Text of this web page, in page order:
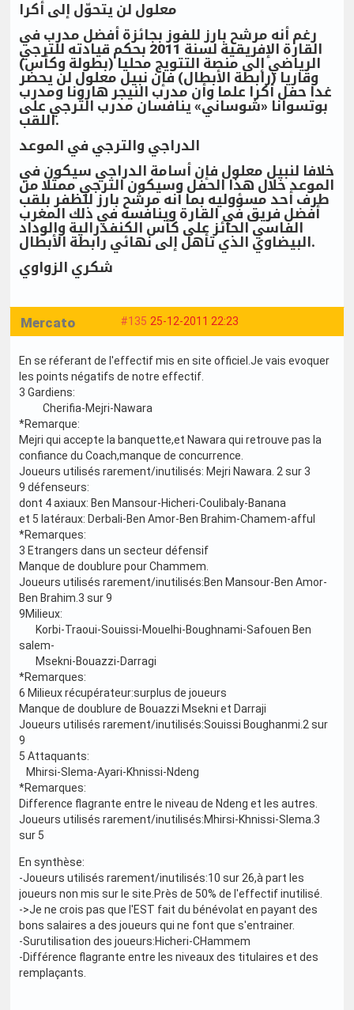
معلول لن يتحوّل إلى أكرا
رغم أنه مرشح بارز للفوز بجائزة أفضل مدرب في
القارة الإفريقية لسنة 2011 بحكم قيادته للترجي
الرياضي إلى منصة التتويج محليا (بطولة وكأس)
وقاريا (رابطة الأبطال) فإن نبيل معلول لن يحضر
غدا حفل أكرا علما وأن مدرب النيجر هارونا ومدرب
بوتسوانا «شوساني» ينافسان مدرب الترجي على
اللقب.
الدراجي والترجي في الموعد
خلافا لنبيل معلول فإن أسامة الدراجي سيكون في
الموعد خلال هذا الحفل وسيكون الترجي ممثلا من
طرف أحد مسؤوليه بما أنه مرشح بارز للظفر بلقب
أفضل فريق في القارة وينافسه في ذلك المغرب
الفاسي الحائز على كأس الكنفدرالية والوداد
البيضاوي الذي تأهل إلى نهائي رابطة الأبطال.
#135 25-12-2011 22:23
Mercato
En se réferant de l'effectif mis en site officiel.Je vais evoquer
les points négatifs de notre effectif.
3 Gardiens:
Cherifia-Mejri-Nawara
*Remarque:
Mejri qui accepte la banquette,et Nawara qui retrouve pas la
confiance du Coach,manque de concurrence.
Joueurs utilisés rarement/inutilisés: Mejri Nawara. 2 sur 3
9 défenseurs:
dont 4 axiaux: Ben Mansour-Hicheri-Coulibaly-Banana
et 5 latéraux: Derbali-Ben Amor-Ben Brahim-Chamem-afful
*Remarques:
3 Etrangers dans un secteur défensif
Manque de doublure pour Chammem.
Joueurs utilisés rarement/inutilisés:Ben Mansour-Ben Amor-
Ben Brahim.3 sur 9
9Milieux:
Korbi-Traoui-Souissi-Mouelhi-Boughnami-Safouen Ben
salem-
Msekni-Bouazzi-Darragi
*Remarques:
6 Milieux récupérateur:surplus de joueurs
Manque de doublure de Bouazzi Msekni et Darraji
Joueurs utilisés rarement/inutilisés:Souissi Boughanmi.2 sur
9
5 Attaquants:
Mhirsi-Slema-Ayari-Khnissi-Ndeng
*Remarques:
Difference flagrante entre le niveau de Ndeng et les autres.
Joueurs utilisés rarement/inutilisés:Mhirsi-Khnissi-Slema.3
sur 5
En synthèse:
-Joueurs utilisés rarement/inutilisés:10 sur 26,à part les
joueurs non mis sur le site.Près de 50% de l'effectif inutilisé.
->Je ne crois pas que l'EST fait du bénévolat en payant des
bons salaires a des joueurs qui ne font que s'entrainer.
-Surutilisation des joueurs:Hicheri-CHammem
-Différence flagrante entre les niveaux des titulaires et des
remplaçants.